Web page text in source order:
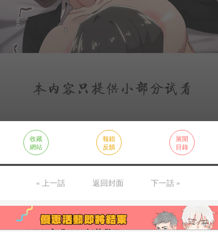
收藏
網站
報錯
反饋
展開
目錄
« 上一話 返回封面 下一話 »